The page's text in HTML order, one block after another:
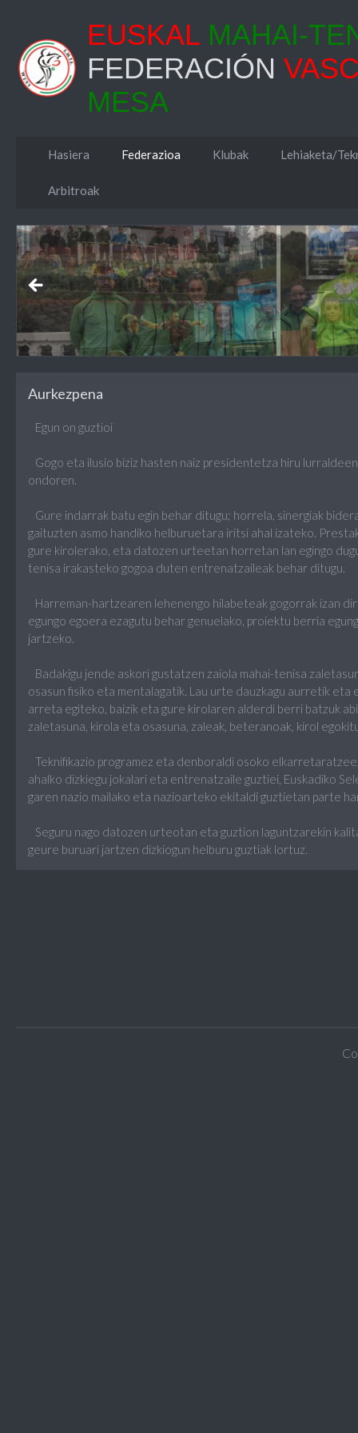
EUSKAL MAHAI-
FEDERACIÓN
MESA
Hasiera Federazioa Klubak Lehiaketa/
Arbitroak
Aurkezpena
Egun on guztioi
Gogo eta ilusio biziz hasten naiz presidentetza hiru
ondoren.
Gure indarrak batu egin behar ditugu; horrela, sinergiak
gaituzten asmo handiko helburuetara iritsi ahal izateko.
gure kirolerako, eta datozen urteetan horretan lan egingo
tenisa irakasteko gogoa duten entrenatzaileak behar ditugu.
Harreman-hartzearen lehenengo hilabeteak gogorrak izan
egungo egoera ezagutu behar genuelako, proiektu berria
jartzeko.
Badakigu jende askori gustatzen zaiola mahai-tenisa
osasun fisiko eta mentalagatik. Lau urte dauzkagu aurretik
arreta egiteko, baizik eta gure kirolaren alderdi berri batzuk
zaletasuna, kirola eta osasuna, zaleak, beteranoak, kirol
Teknifikazio programez eta denboraldi osoko
ahalko dizkiegu jokalari eta entrenatzaile guztiei, Euskadiko
garen nazio mailako eta nazioarteko ekitaldi guztietan parte
Seguru nago datozen urteotan eta guztion laguntzarekin
geure buruari jartzen dizkiogun helburu guztiak lortuz.